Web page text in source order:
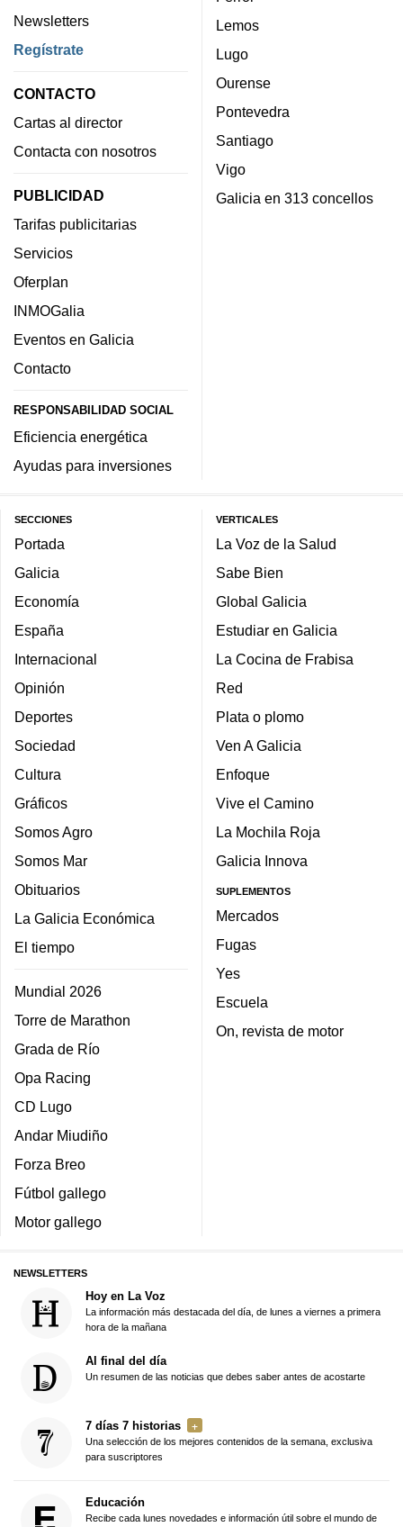
Newsletters
Regístrate
CONTACTO
Cartas al director
Contacta con nosotros
PUBLICIDAD
Tarifas publicitarias
Servicios
Oferplan
INMOGalia
Eventos en Galicia
Contacto
RESPONSABILIDAD SOCIAL
Eficiencia energética
Ayudas para inversiones
Lemos
Lugo
Ourense
Pontevedra
Santiago
Vigo
Galicia en 313 concellos
SECCIONES
Portada
Galicia
Economía
España
Internacional
Opinión
Deportes
Sociedad
Cultura
Gráficos
Somos Agro
Somos Mar
Obituarios
La Galicia Económica
El tiempo
Mundial 2026
Torre de Marathon
Grada de Río
Opa Racing
CD Lugo
Andar Miudiño
Forza Breo
Fútbol gallego
Motor gallego
VERTICALES
La Voz de la Salud
Sabe Bien
Global Galicia
Estudiar en Galicia
La Cocina de Frabisa
Red
Plata o plomo
Ven A Galicia
Enfoque
Vive el Camino
La Mochila Roja
Galicia Innova
SUPLEMENTOS
Mercados
Fugas
Yes
Escuela
On, revista de motor
NEWSLETTERS
Hoy en La Voz
La información más destacada del día, de lunes a viernes a primera
hora de la mañana
Al final del día
Un resumen de las noticias que debes saber antes de acostarte
7 días 7 historias
Una selección de los mejores contenidos de la semana, exclusiva
para suscriptores
Educación
Recibe cada lunes novedades e información útil sobre el mundo de